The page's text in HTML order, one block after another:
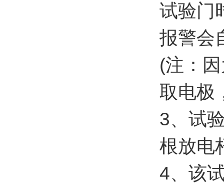
试验门
报警会
(注：
取电极
3、试
根放电
4、该